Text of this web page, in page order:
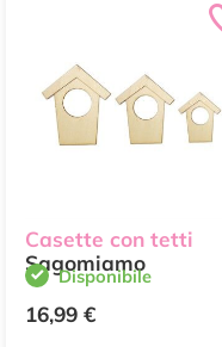
Casette con tetti
Sagomiamo
Disponibile
16,99 €